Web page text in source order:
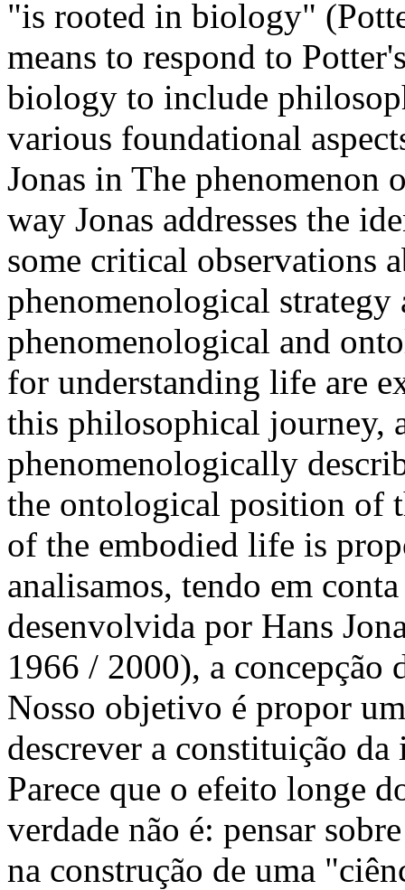
"is rooted in biology"
means to respond to
biology to include
various foundational
Jonas in The phenomenon
way Jonas addresses the
some critical observations
phenomenological
phenomenological and
for understanding life are
this philosophical journey,
phenomenologically
the ontological position of
of the embodied life is
analisamos, tendo em
desenvolvida por Hans
1966 / 2000), a concepção
Nosso objetivo é propor
descrever a constituição
Parece que o efeito longe
verdade não é: pensar
na construção de uma